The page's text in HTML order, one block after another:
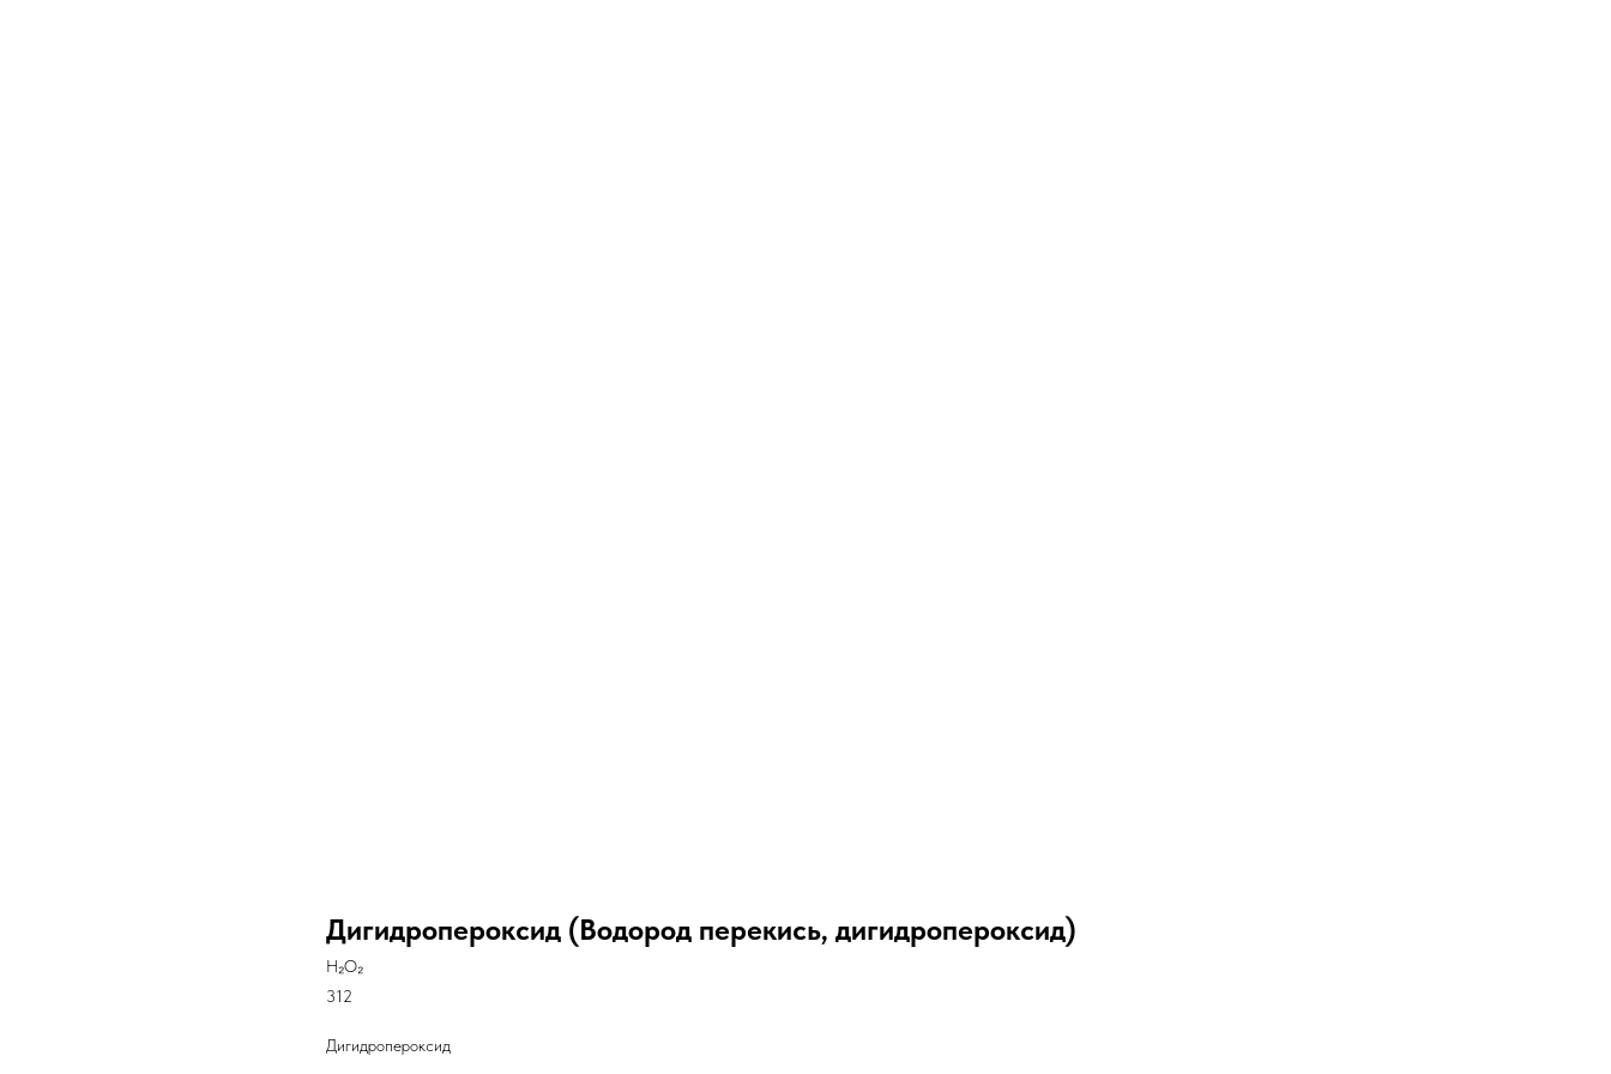
Дигидропероксид (Водород перекись, дигидропероксид)
H₂O₂
312
Дигидропероксид